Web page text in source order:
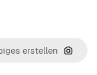
Nach